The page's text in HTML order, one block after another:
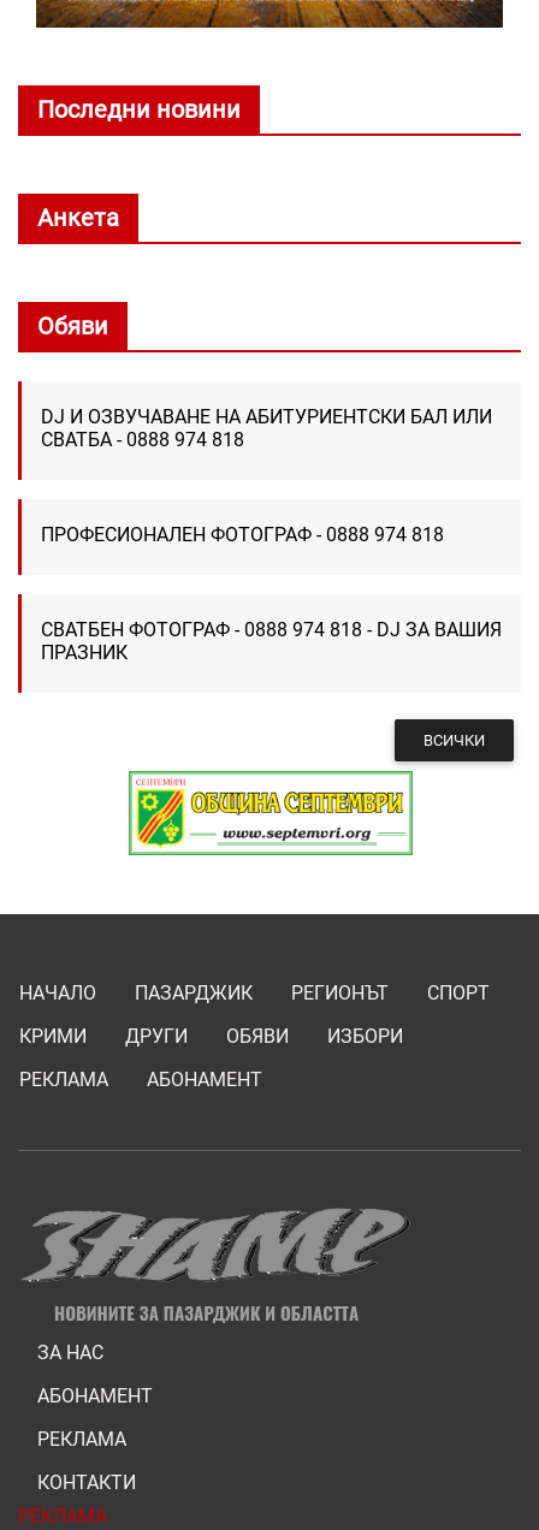
Последни новини
Анкета
Обяви
DJ И ОЗВУЧАВАНЕ НА АБИТУРИЕНТСКИ БАЛ ИЛИ
СВАТБА - 0888 974 818
ПРОФЕСИОНАЛЕН ФОТОГРАФ - 0888 974 818
СВАТБЕН ФОТОГРАФ - 0888 974 818 - DJ ЗА ВАШИЯ
ПРАЗНИК
ВСИЧКИ
НАЧАЛО ПАЗАРДЖИК РЕГИОНЪТ
СПОРТ
КРИМИ
ДРУГИ ОБЯВИ
ИЗБОРИ
РЕКЛАМА
АБОНАМЕНТ
ЗА НАС
АБОНАМЕНТ
РЕКЛАМА
КОНТАКТИ
РЕКЛАМА